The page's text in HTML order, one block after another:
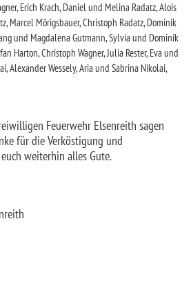
Erich Krach, Daniel und Melina Radatz, Alois
Marcel Mörigsbauer, Christoph Radatz, Dominik
und Magdalena Gutmann, Sylvia und Dominik
Harton, Christoph Wagner, Julia Rester, Eva und
Alexander Wessely, Aria und Sabrina Nikolai,
Feuerwehr Elsenreith sagen
für die Verköstigung und
weiterhin alles Gute.